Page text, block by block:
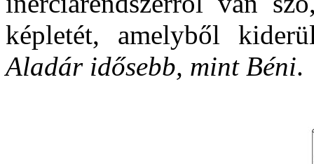
képletét, amelyből
Aladár idősebb, mint Béni.